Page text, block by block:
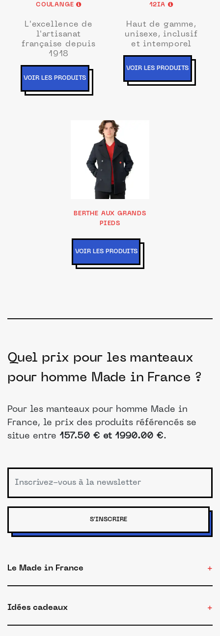
COULANGE
L'excellence de
l'artisanat
française depuis
1918
VOIR LES PRODUITS
12IA
Haut de gamme,
unisexe, inclusif
et intemporel
VOIR LES PRODUITS
BERTHE AUX GRANDS
PIEDS
VOIR LES PRODUITS
Quel prix pour les manteaux
pour homme Made in France ?
Pour les manteaux pour homme Made in
France, le prix des produits référencés se
situe entre 157.50 € et 1990.00 €.
S'INSCRIRE
Le Made in France
Idées cadeaux